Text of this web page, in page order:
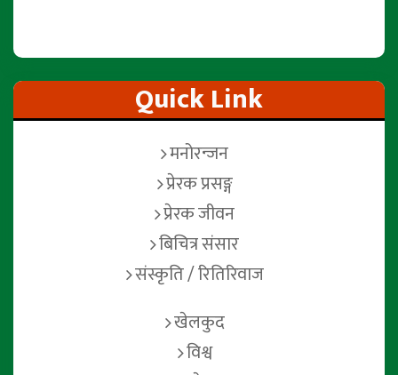
Quick Link
मनोरन्जन
प्रेरक प्रसङ्ग
प्रेरक जीवन
बिचित्र संसार
संस्कृति / रितिरिवाज
खेलकुद
विश्व